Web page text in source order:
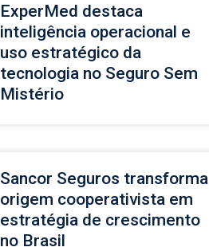
ExperMed destaca
inteligência operacional e
uso estratégico da
tecnologia no Seguro Sem
Mistério
Sancor Seguros transforma
origem cooperativista em
estratégia de crescimento
no Brasil